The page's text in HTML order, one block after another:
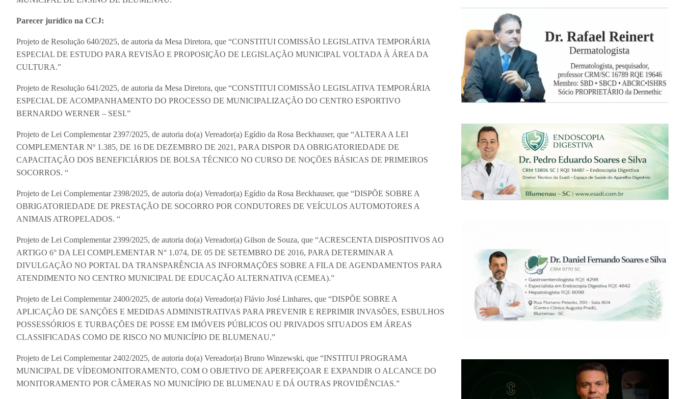
Parecer jurídico na CCJ:
Projeto de Resolução 640/2025, de autoria da Mesa Diretora, que “CONSTITUI COMISSÃO LEGISLATIVA TEMPORÁRIA
ESPECIAL DE ESTUDO PARA REVISÃO E PROPOSIÇÃO DE LEGISLAÇÃO MUNICIPAL VOLTADA À ÁREA DA
CULTURA.”
Projeto de Resolução 641/2025, de autoria da Mesa Diretora, que “CONSTITUI COMISSÃO LEGISLATIVA TEMPORÁRIA
ESPECIAL DE ACOMPANHAMENTO DO PROCESSO DE MUNICIPALIZAÇÃO DO CENTRO ESPORTIVO
BERNARDO WERNER – SESI.”
Projeto de Lei Complementar 2397/2025, de autoria do(a) Vereador(a) Egídio da Rosa Beckhauser, que “ALTERA A LEI
COMPLEMENTAR Nº 1.385, DE 16 DE DEZEMBRO DE 2021, PARA DISPOR DA OBRIGATORIEDADE DE
CAPACITAÇÃO DOS BENEFICIÁRIOS DE BOLSA TÉCNICO NO CURSO DE NOÇÕES BÁSICAS DE PRIMEIROS
SOCORROS. “
Projeto de Lei Complementar 2398/2025, de autoria do(a) Vereador(a) Egídio da Rosa Beckhauser, que “DISPÕE SOBRE A
OBRIGATORIEDADE DE PRESTAÇÃO DE SOCORRO POR CONDUTORES DE VEÍCULOS AUTOMOTORES A
ANIMAIS ATROPELADOS. “
Projeto de Lei Complementar 2399/2025, de autoria do(a) Vereador(a) Gilson de Souza, que “ACRESCENTA DISPOSITIVOS AO
ARTIGO 6° DA LEI COMPLEMENTAR N° 1.074, DE 05 DE SETEMBRO DE 2016, PARA DETERMINAR A
DIVULGAÇÃO NO PORTAL DA TRANSPARÊNCIA AS INFORMAÇÕES SOBRE A FILA DE AGENDAMENTOS PARA
ATENDIMENTO NO CENTRO MUNICIPAL DE EDUCAÇÃO ALTERNATIVA (CEMEA).”
Projeto de Lei Complementar 2400/2025, de autoria do(a) Vereador(a) Flávio José Linhares, que “DISPÕE SOBRE A
APLICAÇÃO DE SANÇÕES E MEDIDAS ADMINISTRATIVAS PARA PREVENIR E REPRIMIR INVASÕES, ESBULHOS
POSSESSÓRIOS E TURBAÇÕES DE POSSE EM IMÓVEIS PÚBLICOS OU PRIVADOS SITUADOS EM ÁREAS
CLASSIFICADAS COMO DE RISCO NO MUNICÍPIO DE BLUMENAU.”
Projeto de Lei Complementar 2402/2025, de autoria do(a) Vereador(a) Bruno Winzewski, que “INSTITUI PROGRAMA
MUNICIPAL DE VÍDEOMONITORAMENTO, COM O OBJETIVO DE APERFEIÇOAR E EXPANDIR O ALCANCE DO
MONITORAMENTO POR CÂMERAS NO MUNICÍPIO DE BLUMENAU E DÁ OUTRAS PROVIDÊNCIAS.”